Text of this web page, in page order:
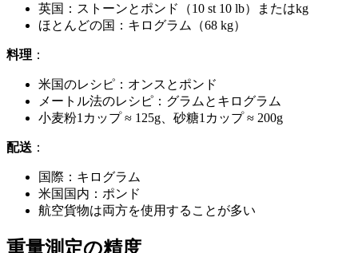
英国：ストーンとポンド（10 st 10 lb）またはkg
ほとんどの国：キログラム（68 kg）
料理 ：
米国のレシピ：オンスとポンド
メートル法のレシピ：グラムとキログラム
小麦粉1カップ ≈ 125g、砂糖1カップ ≈ 200g
配送 ：
国際：キログラム
米国国内：ポンド
航空貨物は両方を使用することが多い
重量測定の精度